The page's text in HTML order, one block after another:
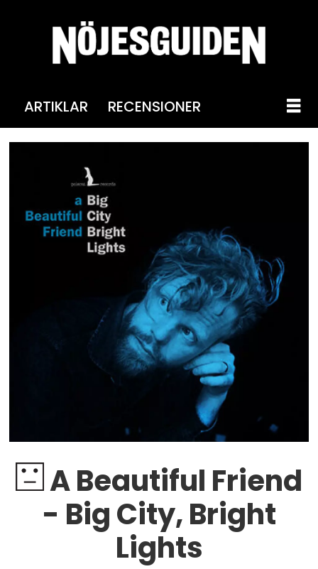
ARTIKLAR RECENSIONER
A Beautiful Friend
- Big City, Bright
Lights